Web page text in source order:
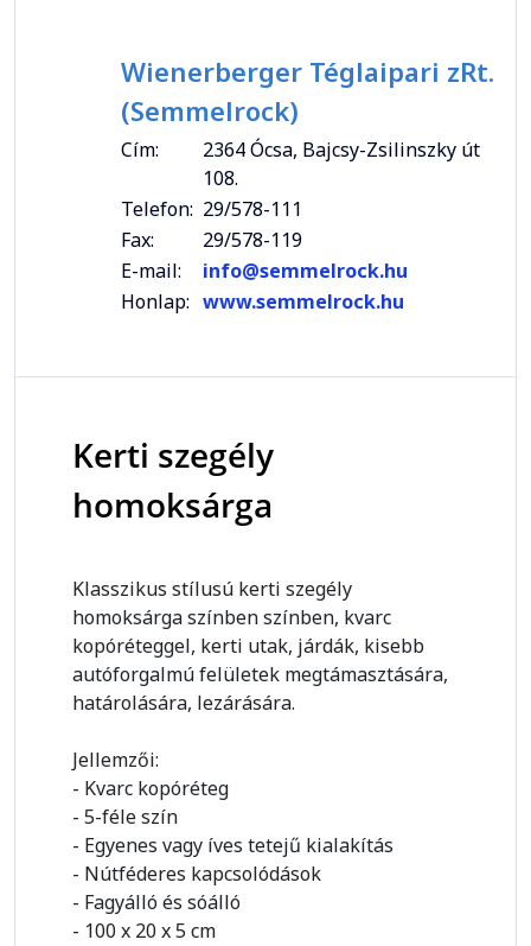
Wienerberger Téglaipari zRt.
(Semmelrock)
Cím:
2364 Ócsa, Bajcsy-Zsilinszky út
108.
Telefon: 29/578-111
Fax:
29/578-119
E-mail:
info@semmelrock.hu
Honlap: www.semmelrock.hu
Kerti szegély
homoksárga
Klasszikus stílusú kerti szegély
homoksárga színben színben, kvarc
kopóréteggel, kerti utak, járdák, kisebb
autóforgalmú felületek megtámasztására,
határolására, lezárására.
Jellemzői:
- Kvarc kopóréteg
- 5-féle szín
- Egyenes vagy íves tetejű kialakítás
- Nútféderes kapcsolódások
- Fagyálló és sóálló
- 100 x 20 x 5 cm